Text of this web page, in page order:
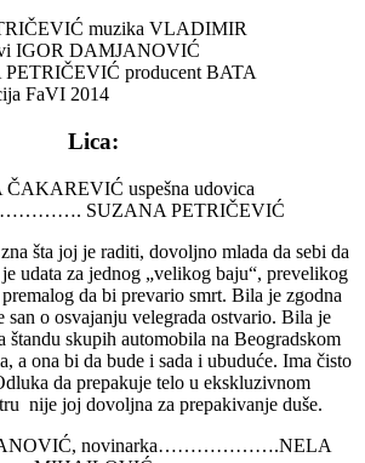
muzika VLADIMIR
IGOR DAMJANOVIĆ
PETRIČEVIĆ producent BATA
FaVI 2014
Lica:
uspešna udovica
SUZANA PETRIČEVIĆ
šta joj je raditi, dovoljno mlada da sebi da
udata za jednog „velikog baju“, prevelikog
da bi prevario smrt. Bila je zgodna
o osvajanju velegrada ostvario. Bila je
štandu skupih automobila na Beogradskom
a ona bi da bude i sada i ubuduće. Ima čisto
da prepakuje telo u ekskluzivnom
nije joj dovoljna za prepakivanje duše.
novinarka……………….NELA